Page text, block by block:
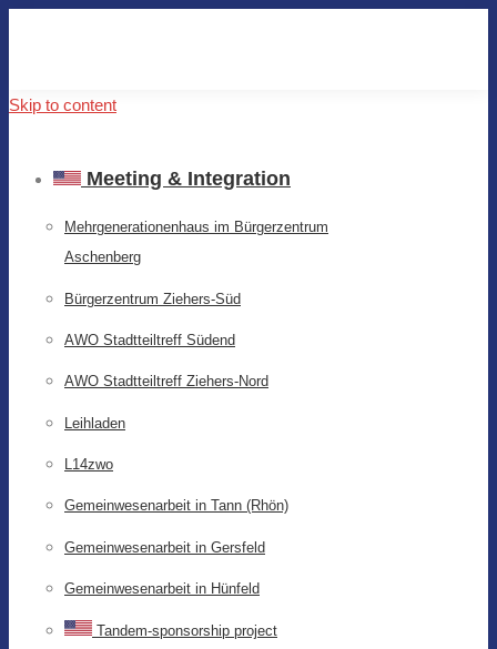
Skip to content
Meeting & Integration
Mehrgenerationenhaus im Bürgerzentrum
Aschenberg
Bürgerzentrum Ziehers-Süd
AWO Stadtteiltreff Südend
AWO Stadtteiltreff Ziehers-Nord
Leihladen
L14zwo
Gemeinwesenarbeit in Tann (Rhön)
Gemeinwesenarbeit in Gersfeld
Gemeinwesenarbeit in Hünfeld
Tandem-sponsorship project